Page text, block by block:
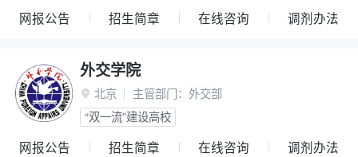
网报公告 招生简章 在线咨询 调剂办法
外交学院
 北京 主管部门： 外交部
“双一流”建设高校
网报公告 招生简章 在线咨询 调剂办法